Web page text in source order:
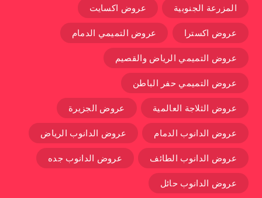
المزرعة الجنوبية عروض اكسايت
عروض اكسترا عروض التميمي الدمام
عروض التميمي الرياض والقصيم
عروض التميمي حفر الباطن
عروض الثلاجة العالمية عروض الجزيرة
عروض الدانوب الدمام عروض الدانوب الرياض
عروض الدانوب الطائف عروض الدانوب جده
عروض الدانوب حائل